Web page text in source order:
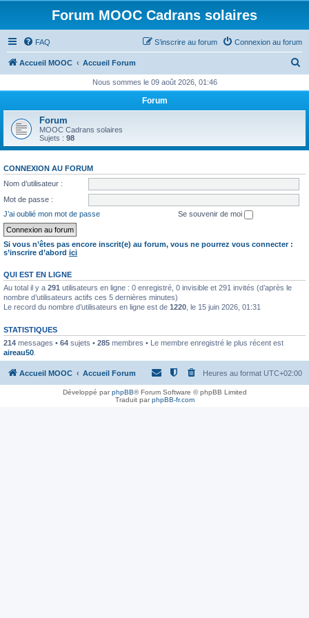
Forum MOOC Cadrans solaires
FAQ Connexion au forum
S’inscrire au forum
Accueil MOOC Accueil Forum
h
r
Nous sommes le 09 août 2026, 01:46
Forum
Forum
MOOC Cadrans solaires
Sujets : 98
CONNEXION AU FORUM
Nom d’utilisateur :
Mot de passe :
J’ai oublié mon mot de passe
Se souvenir de moi
Si vous n’êtes pas encore inscrit(e) au forum, vous ne pourrez vous connecter :
s’inscrire d’abord ici
QUI EST EN LIGNE
Au total il y a 291 utilisateurs en ligne : 0 enregistré, 0 invisible et 291 invités (d’après le
nombre d’utilisateurs actifs ces 5 dernières minutes)
Le record du nombre d’utilisateurs en ligne est de 1220 , le 15 juin 2026, 01:31
STATISTIQUES
214 messages • 64 sujets • 285 membres • Le membre enregistré le plus récent est
aireau50
Accueil MOOC Accueil Forum Heures au format UTC+02:00
Développé parphpBB® Forum Software © phpBB Limited
Traduit parphpBB-fr.com